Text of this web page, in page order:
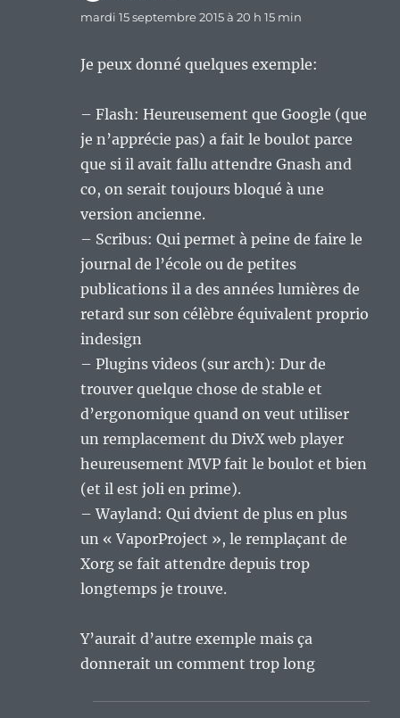
mardi 15 septembre 2015 à 20 h 15 min
Je peux donné quelques exemple:
– Flash: Heureusement que Google (que
je n’apprécie pas) a fait le boulot parce
que si il avait fallu attendre Gnash and
co, on serait toujours bloqué à une
version ancienne.
– Scribus: Qui permet à peine de faire le
journal de l’école ou de petites
publications il a des années lumières de
retard sur son célèbre équivalent proprio
indesign
– Plugins videos (sur arch): Dur de
trouver quelque chose de stable et
d’ergonomique quand on veut utiliser
un remplacement du DivX web player
heureusement MVP fait le boulot et bien
(et il est joli en prime).
– Wayland: Qui dvient de plus en plus
un « VaporProject », le remplaçant de
Xorg se fait attendre depuis trop
longtemps je trouve.
Y’aurait d’autre exemple mais ça
donnerait un comment trop long